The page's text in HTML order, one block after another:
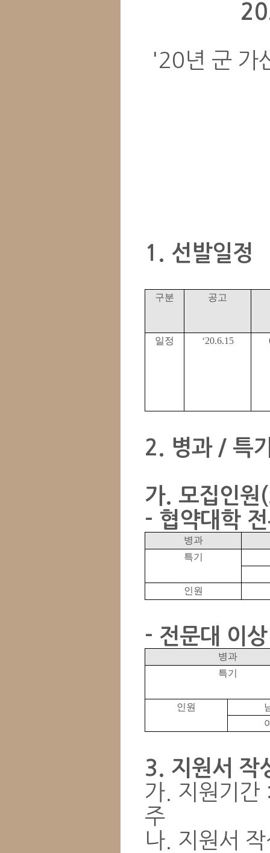
'20년 군 가
1. 선발일정
구분 공고
일정 ‘20.6.15
2. 병과 / 특
가. 모집인원
- 협약대학
병과
특기
인원
- 전문대 이
병과
특기
인원
3. 지원서 작
가. 지원기
주
나. 지원서